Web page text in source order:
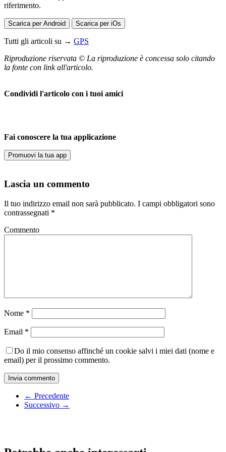
riferimento.
Scarica per Android Scarica per iOs
Tutti gli articoli su → GPS
Riproduzione riservata © La riproduzione è concessa solo citando
la fonte con link all'articolo.
Condividi l'articolo con i tuoi amici
Fai conoscere la tua applicazione
Promuovi la tua app
Lascia un commento
Il tuo indirizzo email non sarà pubblicato. I campi obbligatori sono
contrassegnati *
Commento
Nome *
Email *
Do il mio consenso affinché un cookie salvi i miei dati (nome e
email) per il prossimo commento.
← Precedente
Successivo →